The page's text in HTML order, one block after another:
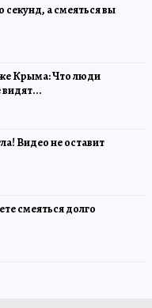
секунд, а смеяться вы
Крыма: Что люди
Видео не оставит
смеяться долго